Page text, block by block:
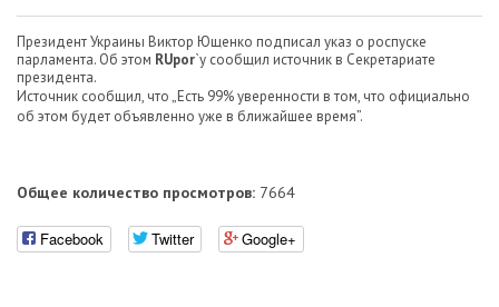
Президент Украины Виктор Ющенко подписал указ о роспуске
парламента. Об этом RUpor`у сообщил источник в Секретариате
президента.
Источник сообщил, что „Есть 99% уверенности в том, что официально
об этом будет объявленно уже в ближайшее время”.
Общее количество просмотров: 7664
Facebook Twitter Google+